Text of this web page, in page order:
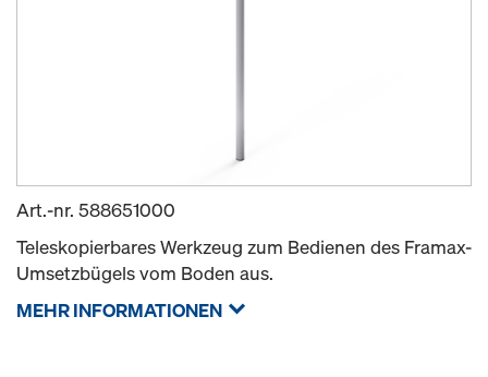
Art.-nr. 588651000
Teleskopierbares Werkzeug zum Bedienen des Framax-
Umsetzbügels vom Boden aus.
MEHR INFORMATIONEN